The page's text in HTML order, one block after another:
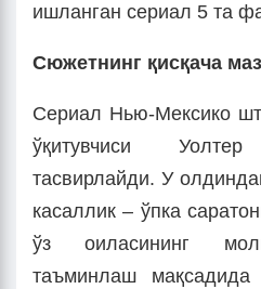
ишланган сериал 5 та
Сюжетнинг қисқача
Сериал Нью-Мексико
ўқитувчиси
тасвирлайди. У
касаллик – ўпка
ўз оиласининг
таъминлаш мақсадида